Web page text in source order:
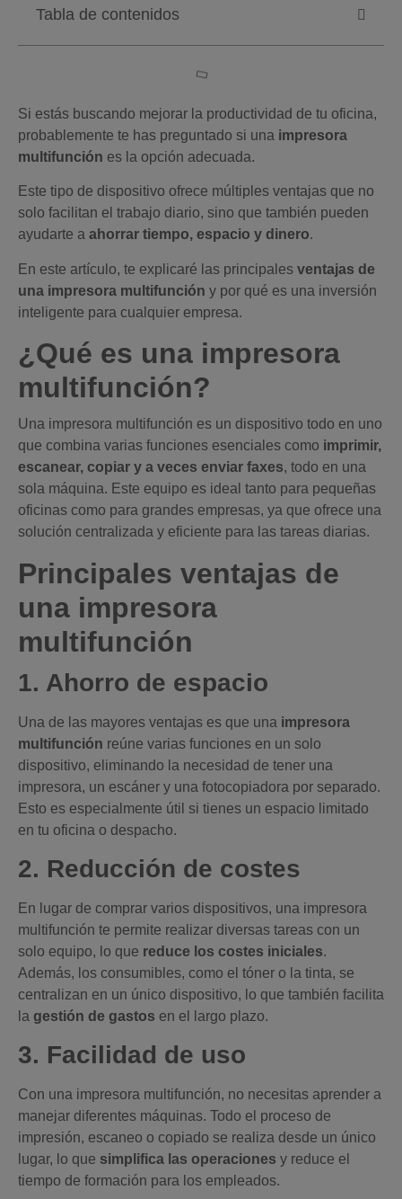
Tabla de contenidos
Si estás buscando mejorar la productividad de tu oficina,
probablemente te has preguntado si una impresora
multifunción es la opción adecuada.
Este tipo de dispositivo ofrece múltiples ventajas que no
solo facilitan el trabajo diario, sino que también pueden
ayudarte a ahorrar tiempo, espacio y dinero.
En este artículo, te explicaré las principales ventajas de
una impresora multifunción y por qué es una inversión
inteligente para cualquier empresa.
¿Qué es una impresora
multifunción?
Una impresora multifunción es un dispositivo todo en uno
que combina varias funciones esenciales como imprimir,
escanear, copiar y a veces enviar faxes, todo en una
sola máquina. Este equipo es ideal tanto para pequeñas
oficinas como para grandes empresas, ya que ofrece una
solución centralizada y eficiente para las tareas diarias.
Principales ventajas de
una impresora
multifunción
1. Ahorro de espacio
Una de las mayores ventajas es que una impresora
multifunción reúne varias funciones en un solo
dispositivo, eliminando la necesidad de tener una
impresora, un escáner y una fotocopiadora por separado.
Esto es especialmente útil si tienes un espacio limitado
en tu oficina o despacho.
2. Reducción de costes
En lugar de comprar varios dispositivos, una impresora
multifunción te permite realizar diversas tareas con un
solo equipo, lo que reduce los costes iniciales.
Además, los consumibles, como el tóner o la tinta, se
centralizan en un único dispositivo, lo que también facilita
la gestión de gastos en el largo plazo.
3. Facilidad de uso
Con una impresora multifunción, no necesitas aprender a
manejar diferentes máquinas. Todo el proceso de
impresión, escaneo o copiado se realiza desde un único
lugar, lo que simplifica las operaciones y reduce el
tiempo de formación para los empleados.